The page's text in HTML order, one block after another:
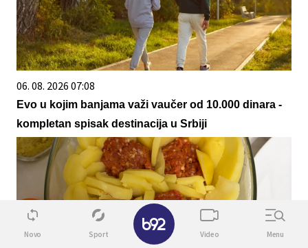
06. 08. 2026 07:08
Evo u kojim banjama važi vaučer od 10.000 dinara -
kompletan spisak destinacija u Srbiji
Novo Sport Video Menu
✕